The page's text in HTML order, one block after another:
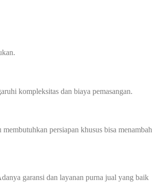
kompleksitas dan biaya pemasangan.
persiapan khusus bisa menambah
garansi dan layanan purna jual yang baik